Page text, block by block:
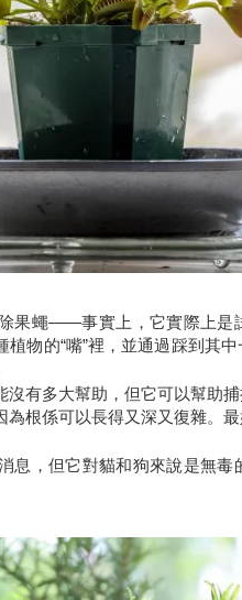
果蠅——事實上，它實際上是
物的“嘴”裡，並通過踩到其
有多大幫助，但它可以幫助
根係可以長得又深又復雜。
息，但它對貓和狗來說是無毒